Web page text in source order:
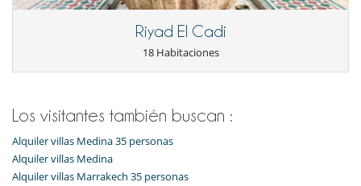
Riyad El Cadi
18 Habitaciones
Los visitantes también buscan :
Alquiler villas Medina 35 personas
Alquiler villas Medina
Alquiler villas Marrakech 35 personas